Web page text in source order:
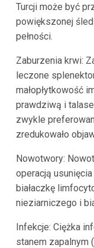
Turcji może być
powiększonej
pełności.
Zaburzenia krwi:
leczone
małopłytkowość
prawdziwą i
zwykle
zredukowało
Nowotwory:
operacją
białaczkę
nieziarniczego i
Infekcje: Ciężka
stanem zapalnym